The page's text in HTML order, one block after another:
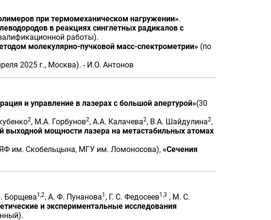
при термомеханическом нагружении».
в реакциях синглетных радикалов с
работы).
молекулярно-пучковой масс-спектрометрии» (по
2025 г., Москва). - И.О. Антонов
и управление в лазерах с большой апертурой»(30
2, М.А. Горбунов2, А.А. Калачева2, В.А. Шайдулина2,
выходной мощности лазера на метастабильных атомах
им. Скобельцына, МГУ им. Ломоносова), «Сечения
Борщева1,2, А. Ф. Пунанова1 , Г. С. Федосеев1,3 , М. С.
и экспериментальные исследования